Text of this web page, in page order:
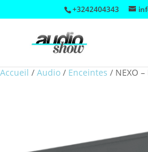
+3242404343
Accueil / Audio / Enceintes / NEXO –